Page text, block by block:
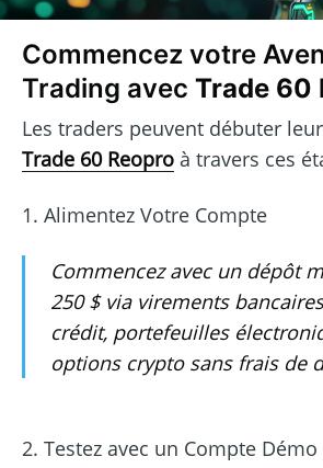
Commencez votre
Trading avec Trade 60
Les traders peuvent débuter
Trade 60 Reopro à travers ces
1. Alimentez Votre Compte
Commencez avec un dépôt
250 $ via virements
crédit, portefeuilles
options crypto sans frais de
2. Testez avec un Compte Démo